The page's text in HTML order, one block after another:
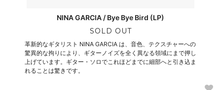
NINA GARCIA / Bye Bye Bird (LP)
SOLD OUT
革新的なギタリスト NINA GARCIA は、音色、テクスチャーへの
驚異的な拘りにより、ギターノイズを全く異なる領域にまで押し
上げています。ギター・ソロでこれほどまでに細部へと引き込ま
れることは驚きです。